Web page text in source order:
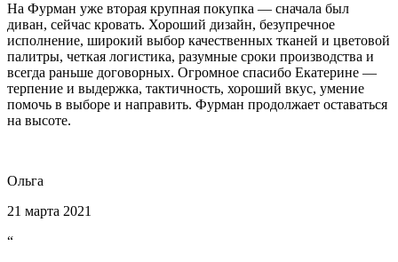
На Фурман уже вторая крупная покупка — сначала был
диван, сейчас кровать. Хороший дизайн, безупречное
исполнение, широкий выбор качественных тканей и цветовой
палитры, четкая логистика, разумные сроки производства и
всегда раньше договорных. Огромное спасибо Екатерине —
терпение и выдержка, тактичность, хороший вкус, умение
помочь в выборе и направить. Фурман продолжает оставаться
на высоте.
Ольга
21 марта 2021
“